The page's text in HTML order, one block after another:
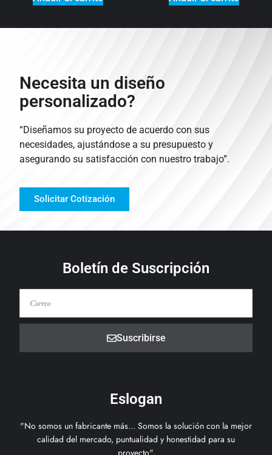
Necesita un diseño
personalizado?
“Diseñamos su proyecto de acuerdo con sus
necesidades, ajustándose a su presupuesto y
asegurando su satisfacción con nuestro trabajo”.
Solicitar Cotización
Boletín de Suscripción
Suscribirse
Eslogan
"No somos un fabricante más... Somos la solución con la mejor
calidad del mercado, puntualidad y honestidad para su